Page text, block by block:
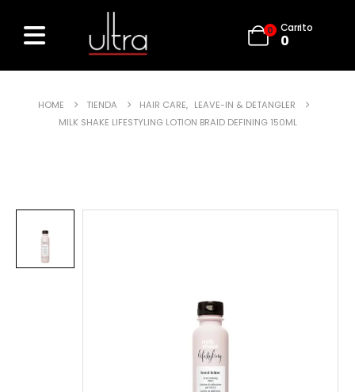
0 Carrito
0
HOME TIENDA HAIR CARE, LEAVE-IN & DETANGLER
MILK SHAKE LIFESTYLING LOTION BRAID DEFINING 150ML